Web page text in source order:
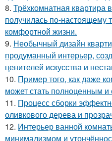
8. Трёхкомнатная квартира
получилась по-настоящему
комфортной жизни.
9. Необычный дизайн
продуманный интерьер,
ценителей искусства и
10. Пример того, как даже
может стать полноценным
11. Процесс сборки
оливкового дерева и
12. Интерьер ванной
минимализмом и